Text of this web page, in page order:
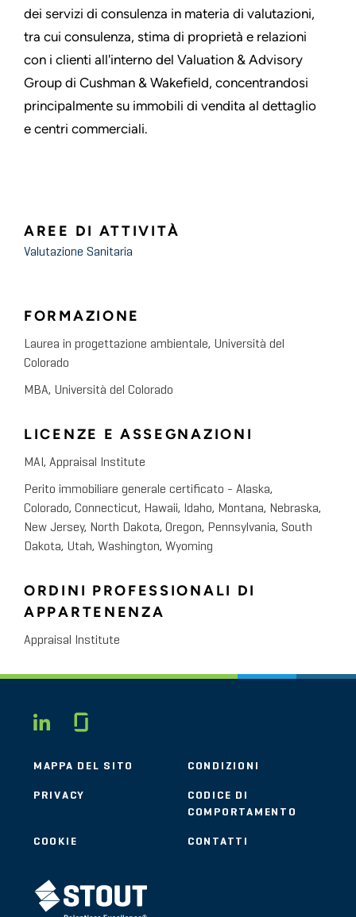
dei servizi di consulenza in materia di valutazioni,
tra cui consulenza, stima di proprietà e relazioni
con i clienti all'interno del Valuation & Advisory
Group di Cushman & Wakefield, concentrandosi
principalmente su immobili di vendita al dettaglio
e centri commerciali.
AREE DI ATTIVITÀ
Valutazione Sanitaria
FORMAZIONE
Laurea in progettazione ambientale, Università del
Colorado
MBA, Università del Colorado
LICENZE E ASSEGNAZIONI
MAI, Appraisal Institute
Perito immobiliare generale certificato - Alaska,
Colorado, Connecticut, Hawaii, Idaho, Montana, Nebraska,
New Jersey, North Dakota, Oregon, Pennsylvania, South
Dakota, Utah, Washington, Wyoming
ORDINI PROFESSIONALI DI
APPARTENENZA
Appraisal Institute
LINKEDIN
MAPPA DEL SITO CONDIZIONI
PRIVACY
CODICE DI
COMPORTAMENTO
COOKIE CONTATTI
STOUT LOGO